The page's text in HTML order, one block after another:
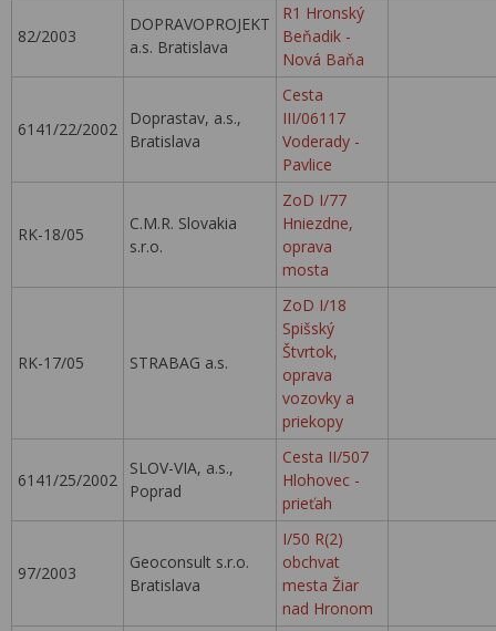
82/2003
DOPRAVOPROJEKT
a.s. Bratislava
R1 Hronský
Beňadik -
Nová Baňa
6141/22/2002
Doprastav, a.s.,
Bratislava
Cesta
III/06117
Voderady -
Pavlice
RK-18/05
C.M.R. Slovakia
s.r.o.
ZoD I/77
Hniezdne,
oprava
mosta
RK-17/05 STRABAG a.s.
ZoD I/18
Spišský
Štvrtok,
oprava
vozovky a
priekopy
6141/25/2002
SLOV-VIA, a.s.,
Poprad
Cesta II/507
Hlohovec -
prieťah
97/2003
Geoconsult s.r.o.
Bratislava
I/50 R(2)
obchvat
mesta Žiar
nad Hronom